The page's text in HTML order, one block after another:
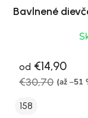
Bavlnené
od €14,90
€30,70 (až –51
158